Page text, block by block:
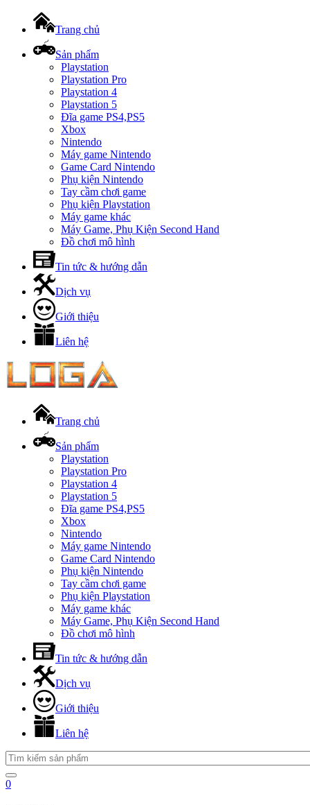
Trang chủ
Sản phẩm
Playstation
Playstation Pro
Playstation 4
Playstation 5
Đĩa game PS4,PS5
Xbox
Nintendo
Máy game Nintendo
Game Card Nintendo
Phụ kiện Nintendo
Tay cầm chơi game
Phụ kiện Playstation
Máy game khác
Máy Game, Phụ Kiện Second Hand
Đồ chơi mô hình
Tin tức & hướng dẫn
Dịch vụ
Giới thiệu
Liên hệ
Trang chủ
Sản phẩm
Playstation
Playstation Pro
Playstation 4
Playstation 5
Đĩa game PS4,PS5
Xbox
Nintendo
Máy game Nintendo
Game Card Nintendo
Phụ kiện Nintendo
Tay cầm chơi game
Phụ kiện Playstation
Máy game khác
Máy Game, Phụ Kiện Second Hand
Đồ chơi mô hình
Tin tức & hướng dẫn
Dịch vụ
Giới thiệu
Liên hệ
0